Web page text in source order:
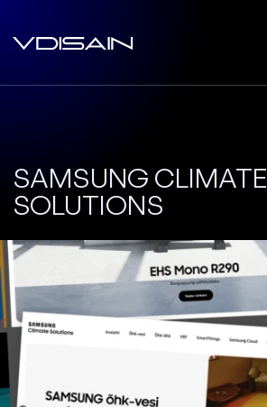
SAMSUNG CLIMATE
SOLUTIONS